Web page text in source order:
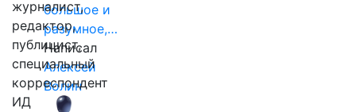
большое и
разумное,…
Написал
Алексей
Волин
журналист,
редактор,
публицист,
специальный
корреспондент
ИД